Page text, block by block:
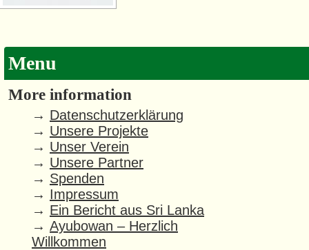
Menu
More information
→ Datenschutzerklärung
→ Unsere Projekte
→ Unser Verein
→ Unsere Partner
→ Spenden
→ Impressum
→ Ein Bericht aus Sri Lanka
→ Ayubowan – Herzlich
Willkommen